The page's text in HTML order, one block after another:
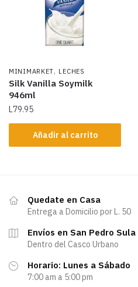
MINIMARKET, LECHES
Silk Vanilla Soymilk
946ml
L79.95
Añadir al carrito
Quedate en Casa
Entrega a Domicilio por L. 50
Envíos en San Pedro Sula
Dentro del Casco Urbano
Horario: Lunes a Sábado
7:00 am a 5:00 pm